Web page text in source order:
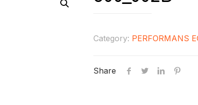
Category: PERFORMANS
Share